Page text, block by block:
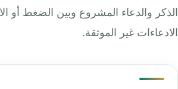
الذكر والدعاء المشروع وبين الضغط أو
الادعاءات غير الموثقة.